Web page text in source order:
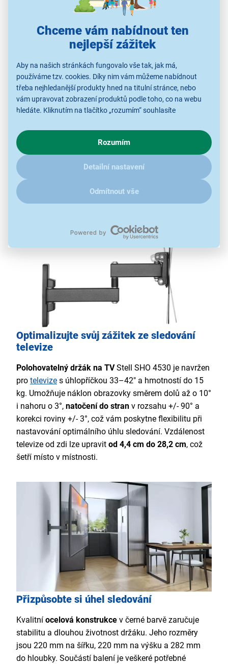
Chceme vám nabídnout ten
nejlepší zážitek
Aby na našich stránkách fungovalo vše tak, jak má,
používáme tzv. cookies. Díky nim vám můžeme nabídnout
třeba nejhledanější produkty hned na titulní stránce, nebo
vám upravovat zobrazení produktů podle toho, co na webu
hledáte. Kliknutím na tlačítko „rozumím“ souhlasíte
chování na webu pro zobrazení cílených reklam. Pokud vás
zajímají detaily, jak u nás s cookies a dalšími údaji pracujeme,
kliknětesem.
Rozumím
Detailní nastavení
Odmítnout vše
Polohovatelný držák na TV Stell SHO
4530
vyroben z kvalitní oceli v černém provedení
vhodný pro obrazovky o rozměrech 33–42"
náklon +3°/-10°
vzdálenost od zdi min. 4,4 cm a max. 28,2 cm
Optimalizujte svůj zážitek ze sledování
televize
Polohovatelný držák na TVStell SHO 4530 je navržen
pro televize s úhlopříčkou 33–42" a hmotností do 15
kg. Umožňuje náklon obrazovky směrem dolů až o 10°
i nahoru o 3°, natočení do stran v rozsahu +/- 90° a
korekci roviny +/- 3°, což vám poskytne flexibilitu při
nastavování optimálního úhlu sledování. Vzdálenost
televize od zdi lze upravit od 4,4 cm do 28,2 cm, což
šetří místo v místnosti.
Přizpůsobte si úhel sledování
Kvalitní ocelová konstrukce v černé barvě zaručuje
stabilitu a dlouhou životnost držáku. Jeho rozměry
jsou 220 mm na šířku, 220 mm na výšku a 282 mm
do hloubky. Součástí balení je veškeré potřebné